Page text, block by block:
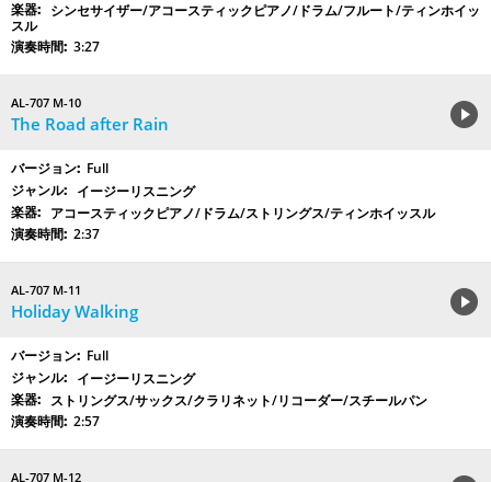
シンセサイザー/アコースティックピアノ/ドラム/フルート/ティンホイッ
スル
3:27
AL-707 M-10
The Road after Rain
Full
イージーリスニング
アコースティックピアノ/ドラム/ストリングス/ティンホイッスル
2:37
AL-707 M-11
Holiday Walking
Full
イージーリスニング
ストリングス/サックス/クラリネット/リコーダー/スチールパン
2:57
AL-707 M-12